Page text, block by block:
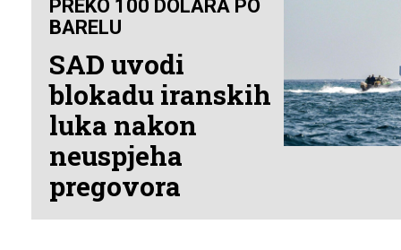
PREKO 100 DOLARA PO
BARELU
SAD uvodi
blokadu iranskih
luka nakon
neuspjeha
pregovora